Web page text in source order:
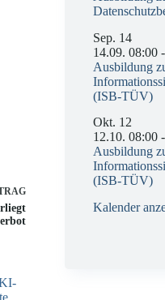
Sep. 14
14.09. 08:00 -
Ausbildung
(ISB-TÜV)
Okt. 12
12.10. 08:00 -
Ausbildung
(ISB-TÜV)
Kalender